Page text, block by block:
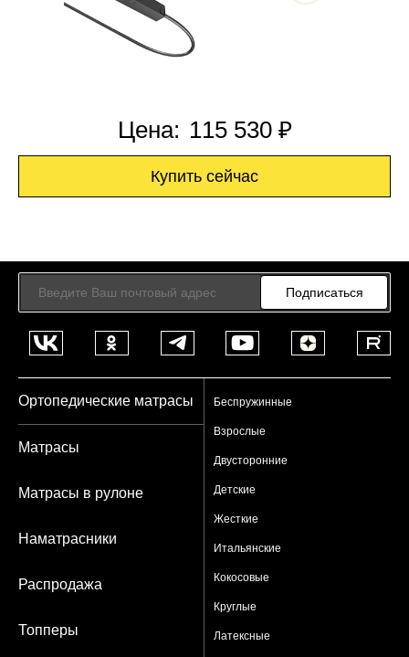
Цена: 115 530 ₽
Купить сейчас
Подписаться
Ортопедические матрасы Беспружинные
Взрослые
Двусторонние
Детские
Жесткие
Итальянские
Кокосовые
Круглые
Латексные
Матрасы
Матрасы в рулоне
Наматрасники
Распродажа
Топперы